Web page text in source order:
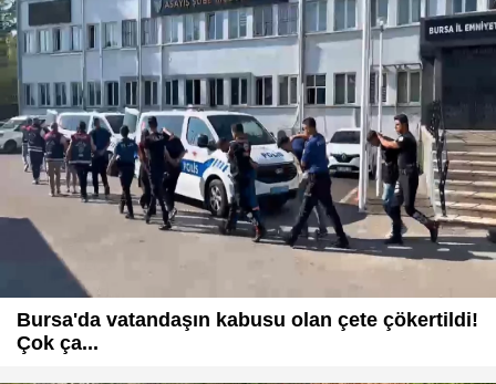
Bursa'da vatandaşın kabusu olan çete çökertildi!
Çok ça...